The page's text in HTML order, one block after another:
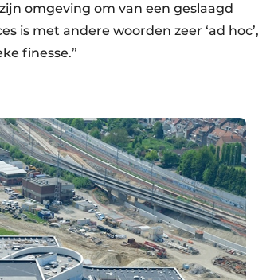
omgeving om van een geslaagd
is met andere woorden zeer ‘ad hoc’,
finesse.”